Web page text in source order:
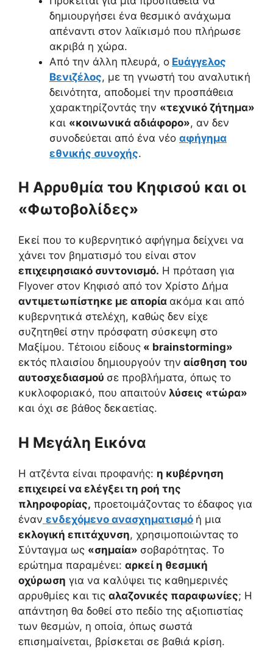
δημιουργήσει ένα θεσμικό ανάχωμα
απέναντι στον λαϊκισμό που πλήρωσε
ακριβά η χώρα.
Από την άλλη πλευρά, ο Ευάγγελος
Βενιζέλος, με τη γνωστή του αναλυτική
δεινότητα, αποδομεί την προσπάθεια
χαρακτηρίζοντάς την «τεχνικό ζήτημα»
και «κοινωνικά αδιάφορο», αν δεν
συνοδεύεται από ένα νέο αφήγημα
εθνικής συνοχής.
Η Αρρυθμία του Κηφισού και οι
«Φωτοβολίδες»
Εκεί που το κυβερνητικό αφήγημα δείχνει να
χάνει τον βηματισμό του είναι στον
επιχειρησιακό συντονισμό. Η πρόταση για
Flyover στον Κηφισό από τον Χρίστο Δήμα
αντιμετωπίστηκε με απορία ακόμα και από
κυβερνητικά στελέχη, καθώς δεν είχε
συζητηθεί στην πρόσφατη σύσκεψη στο
Μαξίμου. Τέτοιου είδους « brainstorming»
εκτός πλαισίου δημιουργούν την αίσθηση του
αυτοσχεδιασμού σε προβλήματα, όπως το
κυκλοφοριακό, που απαιτούν λύσεις «τώρα»
και όχι σε βάθος δεκαετίας.
Η Μεγάλη Εικόνα
Η ατζέντα είναι προφανής: η κυβέρνηση
επιχειρεί να ελέγξει τη ροή της
πληροφορίας, προετοιμάζοντας το έδαφος για
έναν ενδεχόμενο ανασχηματισμό ή μια
εκλογική επιτάχυνση, χρησιμοποιώντας το
Σύνταγμα ως «σημαία» σοβαρότητας. Το
ερώτημα παραμένει: αρκεί η θεσμική
οχύρωση για να καλύψει τις καθημερινές
αρρυθμίες και τις αλαζονικές παραφωνίες; Η
απάντηση θα δοθεί στο πεδίο της αξιοπιστίας
των θεσμών, η οποία, όπως σωστά
επισημαίνεται, βρίσκεται σε βαθιά κρίση.